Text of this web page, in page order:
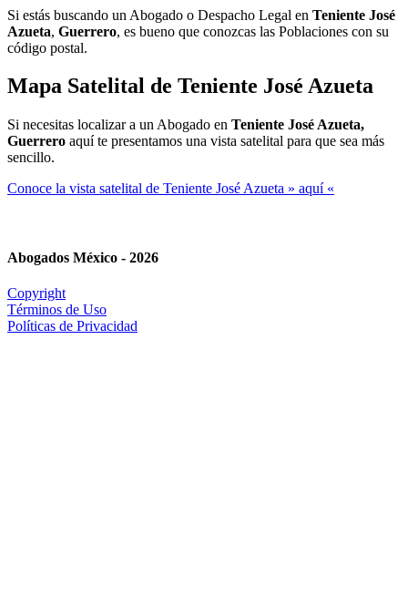
Si estás buscando un Abogado o Despacho Legal en Teniente José
Azueta, Guerrero, es bueno que conozcas las Poblaciones con su
código postal.
Mapa Satelital de Teniente José Azueta
Si necesitas localizar a un Abogado en Teniente José Azueta,
Guerrero aquí te presentamos una vista satelital para que sea más
sencillo.
Conoce la vista satelital de Teniente José Azueta » aquí «
Abogados México - 2026
Copyright
Términos de Uso
Políticas de Privacidad